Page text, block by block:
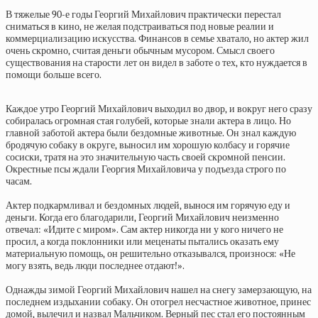
В тяжелые 90-е годы Георгий Михайлович практически перестал
сниматься в кино, не желая подстраиваться под новые реалии и
коммерциализацию искусства. Финансов в семье хватало, но актер жил
очень скромно, считая деньги обычным мусором. Смысл своего
существования на старости лет он видел в заботе о тех, кто нуждается в
помощи больше всего.
Каждое утро Георгий Михайлович выходил во двор, и вокруг него сразу
собиралась огромная стая голубей, которые знали актера в лицо. Но
главной заботой актера были бездомные животные. Он знал каждую
бродячую собаку в округе, выносил им хорошую колбасу и горячие
сосиски, тратя на это значительную часть своей скромной пенсии.
Окрестные псы ждали Георгия Михайловича у подъезда строго по
часам.
Актер подкармливал и бездомных людей, вынося им горячую еду и
деньги. Когда его благодарили, Георгий Михайлович неизменно
отвечал: «Идите с миром». Сам актер никогда ни у кого ничего не
просил, а когда поклонники или меценаты пытались оказать ему
материальную помощь, он решительно отказывался, произнося: «Не
могу взять, ведь люди последнее отдают!».
Однажды зимой Георгий Михайлович нашел на снегу замерзающую, на
последнем издыхании собаку. Он отогрел несчастное животное, принес
домой, вылечил и назвал Мальчиком. Верный пес стал его постоянным